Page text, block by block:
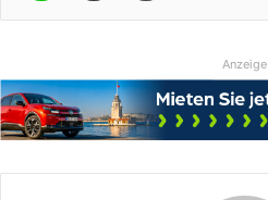
Anzeige